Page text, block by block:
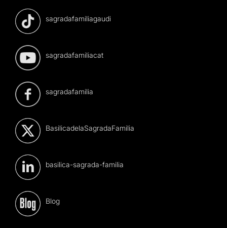
sagradafamiliagaudi
sagradafamiliacat
sagradafamilia
BasilicadelaSagradaFamilia
basilica-sagrada-familia
Blog